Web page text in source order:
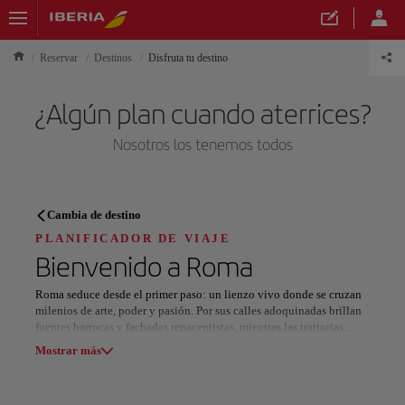
Reservar Destinos Disfruta tu destino
¿Algún plan cuando aterrices?
Nosotros los tenemos todos
PLANIFICADOR DE VIAJE
Descubre tu próximo destino
Nuestros destinos
Cambia de destino
PLANIFICADOR DE VIAJE
Bienvenido a Roma
Roma seduce desde el primer paso: un lienzo vivo donde se cruzan
milenios de arte, poder y pasión. Por sus calles adoquinadas brillan
fuentes barrocas y fachadas renacentistas, mientras las trattorias
invitan con carbonara, cacio e pepe y vinos italianos irresistibles.
Mostrar más